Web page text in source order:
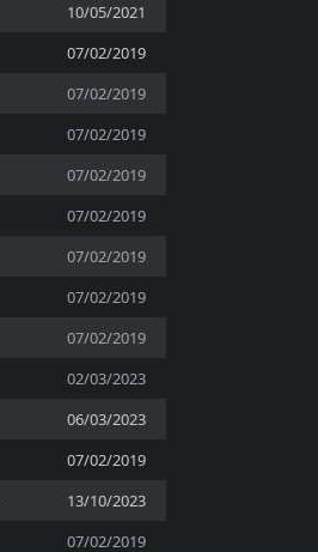
10/05/2021
07/02/2019
07/02/2019
07/02/2019
07/02/2019
07/02/2019
07/02/2019
07/02/2019
07/02/2019
02/03/2023
06/03/2023
07/02/2019
13/10/2023
07/02/2019